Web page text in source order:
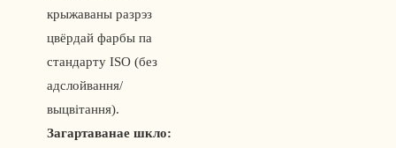
крыжаваны разрэз
цвёрдай фарбы па
стандарту ISO (без
адслойвання/
выцвітання).
Загартаванае шкло: